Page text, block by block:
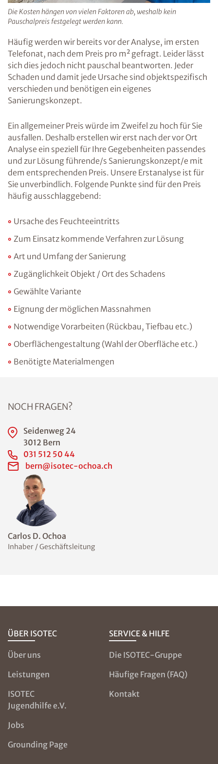
Die Kosten hängen von vielen Faktoren ab, weshalb kein
Pauschalpreis festgelegt werden kann.
Häufig werden wir bereits vor der Analyse, im ersten
Telefonat, nach dem Preis pro m² gefragt. Leider lässt
sich dies jedoch nicht pauschal beantworten. Jeder
Schaden und damit jede Ursache sind objektspezifisch
verschieden und benötigen ein eigenes
Sanierungskonzept.
Ein allgemeiner Preis würde im Zweifel zu hoch für Sie
ausfallen. Deshalb erstellen wir erst nach der vor Ort
Analyse ein speziell für Ihre Gegebenheiten passendes
und zur Lösung führende/s Sanierungskonzept/e mit
dem entsprechenden Preis. Unsere Erstanalyse ist für
Sie unverbindlich. Folgende Punkte sind für den Preis
häufig ausschlaggebend:
Ursache des Feuchteeintritts
Zum Einsatz kommende Verfahren zur Lösung
Art und Umfang der Sanierung
Zugänglichkeit Objekt / Ort des Schadens
Gewählte Variante
Eignung der möglichen Massnahmen
Notwendige Vorarbeiten (Rückbau, Tiefbau etc.)
Oberflächengestaltung (Wahl der Oberfläche etc.)
Benötigte Materialmengen
Carlos D. Ochoa
Inhaber / Geschäftsleitung
NOCH FRAGEN?
Seidenweg 24
3012 Bern
031 512 50 44
bern@isotec-ochoa.ch
ÜBER ISOTEC
Über uns
Leistungen
ISOTEC
Jugendhilfe e.V.
Jobs
Grounding Page
SERVICE & HILFE
Die ISOTEC-Gruppe
Häufige Fragen (FAQ)
Kontakt